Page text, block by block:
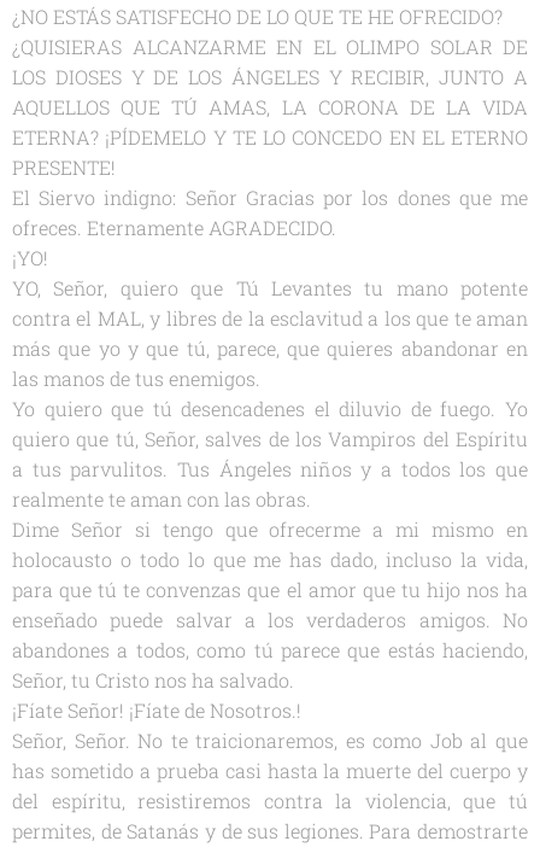
¿NO ESTÁS SATISFECHO DE LO QUE TE HE OFRECIDO?
¿QUISIERAS ALCANZARME EN EL OLIMPO SOLAR DE
LOS DIOSES Y DE LOS ÁNGELES Y RECIBIR, JUNTO A
AQUELLOS QUE TÚ AMAS, LA CORONA DE LA VIDA
ETERNA? ¡PÍDEMELO Y TE LO CONCEDO EN EL ETERNO
PRESENTE!
El Siervo indigno: Señor Gracias por los dones que me
ofreces. Eternamente AGRADECIDO.
¡YO!
YO, Señor, quiero que Tú Levantes tu mano potente
contra el MAL, y libres de la esclavitud a los que te aman
más que yo y que tú, parece, que quieres abandonar en
las manos de tus enemigos.
Yo quiero que tú desencadenes el diluvio de fuego. Yo
quiero que tú, Señor, salves de los Vampiros del Espíritu
a tus parvulitos. Tus Ángeles niños y a todos los que
realmente te aman con las obras.
Dime Señor si tengo que ofrecerme a mi mismo en
holocausto o todo lo que me has dado, incluso la vida,
para que tú te convenzas que el amor que tu hijo nos ha
enseñado puede salvar a los verdaderos amigos. No
abandones a todos, como tú parece que estás haciendo,
Señor, tu Cristo nos ha salvado.
¡Fíate Señor! ¡Fíate de Nosotros.!
Señor, Señor. No te traicionaremos, es como Job al que
has sometido a prueba casi hasta la muerte del cuerpo y
del espíritu, resistiremos contra la violencia, que tú
permites, de Satanás y de sus legiones. Para demostrarte